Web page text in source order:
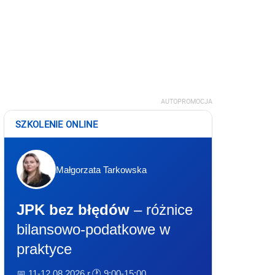
AUTOPROMOCJA
SZKOLENIE ONLINE
Małgorzata Tarkowska
JPK bez błędów – różnice
bilansowo-podatkowe w
praktyce